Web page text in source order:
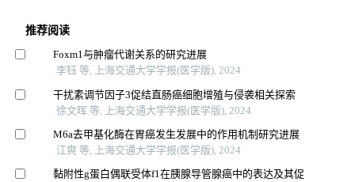
推荐阅读
Foxm1与肿瘤代谢关系的研究进展
李钰 等, 上海交通大学学报(医学版), 2024
干扰素调节因子3促结直肠癌细胞增殖与侵袭相关探索
徐文晖 等, 上海交通大学学报(医学版), 2024
M6a去甲基化酶在胃癌发生发展中的作用机制研究进展
江爽 等, 上海交通大学学报(医学版), 2024
黏附性g蛋白偶联受体f1在胰腺导管腺癌中的表达及其促